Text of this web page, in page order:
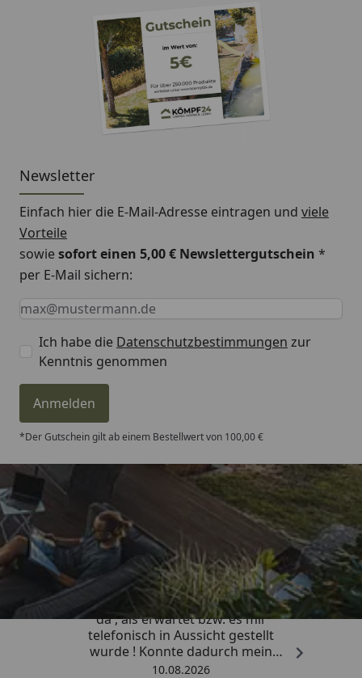
Newsletter
Einfach hier die E-Mail-Adresse eintragen und viele
Vorteile
sowiesofort einen 5,00 € Newslettergutschein *
per E-Mail sichern:
Keine Eingabe erforderlich
Eingabe erforderlich
E-Mail *
Ich habe die Datenschutzbestimmungen zur
Kenntnis genommen
Anmelden
*Der Gutschein gilt ab einem Bestellwert von 100,00 €
Trusted Shops
4,81/ 5
„Die Lieferung war viel schneller
da , als erwartet bzw. es mir
telefonisch in Aussicht gestellt
wurde ! Konnte dadurch mein
Vorhaben zeitnah beenden . Vielen
10.08.2026